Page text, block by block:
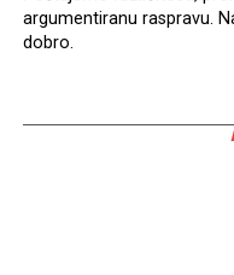
argumentiranu raspravu.
dobro.